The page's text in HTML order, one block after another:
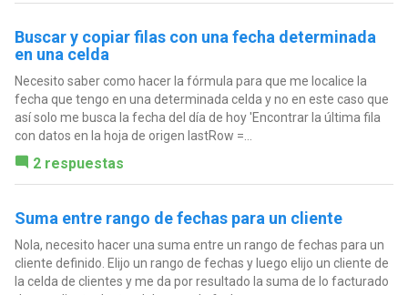
Buscar y copiar filas con una fecha determinada
en una celda
Necesito saber como hacer la fórmula para que me localice la
fecha que tengo en una determinada celda y no en este caso que
así solo me busca la fecha del día de hoy 'Encontrar la última fila
con datos en la hoja de origen lastRow =...
2 respuestas
Suma entre rango de fechas para un cliente
Nola, necesito hacer una suma entre un rango de fechas para un
cliente definido. Elijo un rango de fechas y luego elijo un cliente de
la celda de clientes y me da por resultado la suma de lo facturado